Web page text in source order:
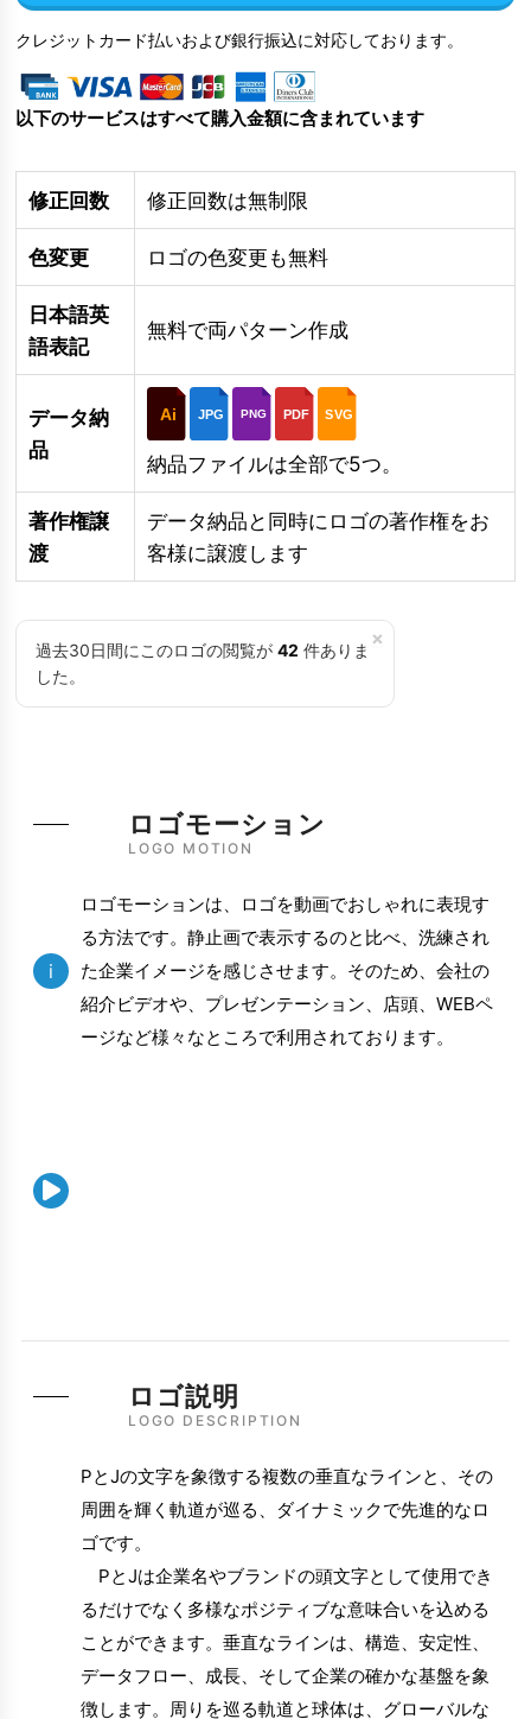
クレジットカード払いおよび銀行振込に対応しております。
以下のサービスはすべて購入金額に含まれています
修正回数 修正回数は無制限
色変更 ロゴの色変更も無料
日本語英
語表記
無料で両パターン作成
データ納
品
Ai JPG PNG PDF SVG
納品ファイルは全部で5つ。
著作権譲
渡
データ納品と同時にロゴの著作権をお
客様に譲渡します
×
過去30日間にこのロゴの閲覧が 42 件ありま
した。
LOGO MOTION
ロゴモーション
i
ロゴモーションは、ロゴを動画でおしゃれに表現す
る方法です。静止画で表示するのと比べ、洗練され
た企業イメージを感じさせます。そのため、会社の
紹介ビデオや、プレゼンテーション、店頭、WEBペ
ージなど様々なところで利用されております。

LOGO DESCRIPTION
ロゴ説明
PとJの文字を象徴する複数の垂直なラインと、その
周囲を輝く軌道が巡る、ダイナミックで先進的なロ
ゴです。
PとJは企業名やブランドの頭文字として使用でき
るだけでなく多様なポジティブな意味合いを込める
ことができます。垂直なラインは、構造、安定性、
データフロー、成長、そして企業の確かな基盤を象
徴します。周りを巡る軌道と球体は、グローバルな